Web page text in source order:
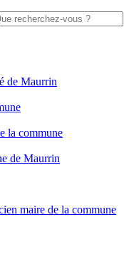
de Maurrin
la commune
de Maurrin
maire de la commune